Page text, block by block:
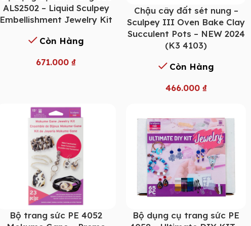
ALS2502 – Liquid Sculpey
Embellishment Jewelry Kit
Còn Hàng
671.000₫
Chậu cây đất sét nung –
Sculpey III Oven Bake Clay
Succulent Pots – NEW 2024
(K3 4103)
Còn Hàng
466.000 ₫
Bộ trang sức PE 4052
Bộ dụng cụ trang sức PE